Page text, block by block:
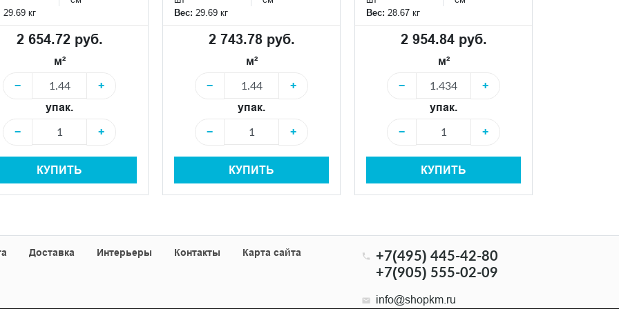
29.69 кг
2 654.72 руб.
м²
−
+
упак.
−
+
КУПИТЬ
Вес: 29.69 кг
2 743.78 руб.
м²
−
+
упак.
−
+
КУПИТЬ
Вес: 28.67 кг
2 954.84 руб.
м²
−
+
упак.
−
+
КУПИТЬ
Доставка Интерьеры Контакты
Карта сайта
+7(495) 445-42-80
+7(905) 555-02-09
info@shopkm.ru